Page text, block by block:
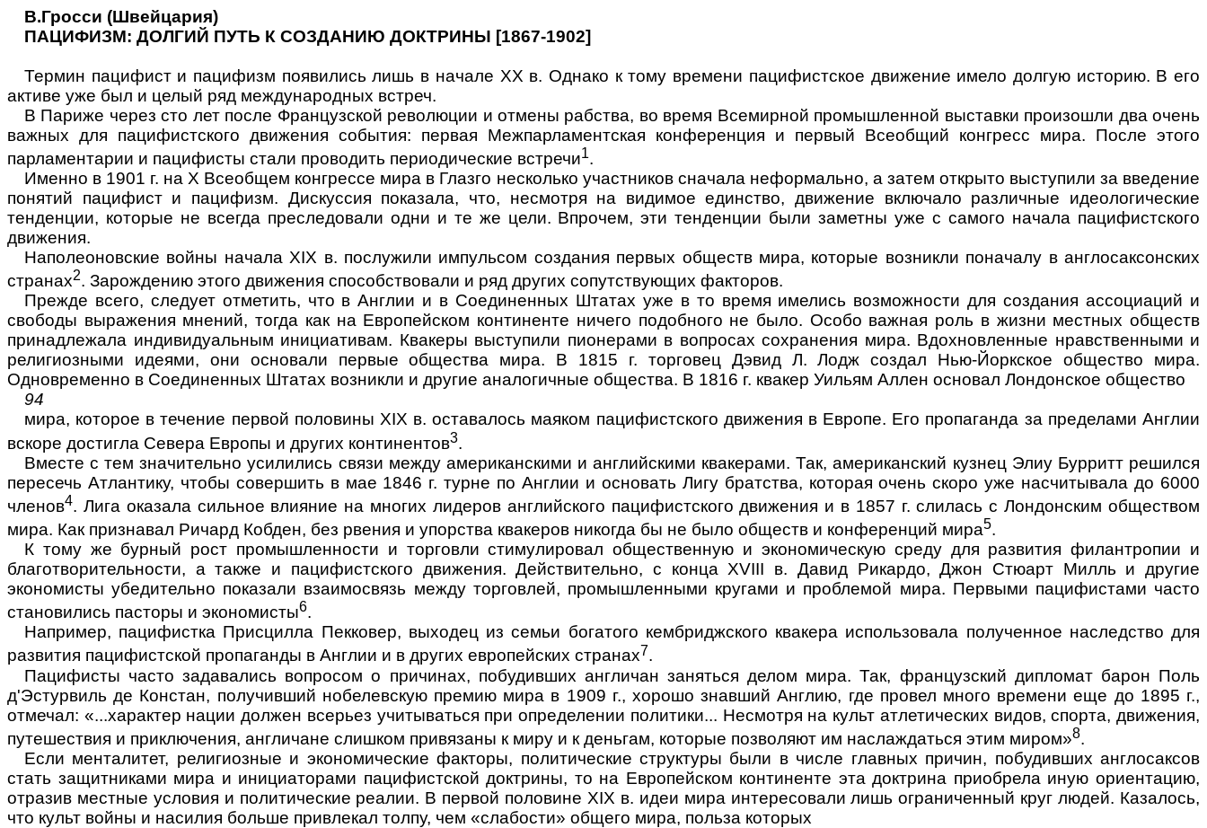
В.Гросси (Швейцария)
ПАЦИФИЗМ: ДОЛГИЙ ПУТЬ К СОЗДАНИЮ ДОКТРИНЫ [1867-1902]
Термин пацифист и пацифизм появились лишь в начале XX в. Однако ктому времени пацифистское движение имело долгую историю. В его
активе уже был и целый ряд междуна­родных встреч.
В Париже через сто лет после Французской революции и отмены рабства, во время Всемирной промышленной выстав­ки произошли два очень
важных для пацифистского движе­ния события: первая Межпарламентская конференция и первый Всеобщий конгресс мира. После этого
парламентарии и пацифисты стали проводить периодические встречи1.
Именно в 1901 г. наX Всеобщем конгрессе мира в Глаз­го несколько участников сначала неформально, а затем от­крыто выступили за введение
понятий пацифист и паци­физм. Дискуссия показала, что, несмотря на видимое един­ство, движение включало различные идеологические
тенденции, которые не всегда преследовали одни и те же цели. Впрочем, эти тенденции были заметны уже с самого начала пацифистского
движения.
Наполеоновские войны началаXIX в. послужили импуль­сом создания первых обществ мира, которые возникли по­началу в англосаксонских
странах2. Зарождению этого дви­жения способствовали и ряд других сопутствующих факто­ров.
Прежде всего, следует отметить, что в Англии и в Соеди­ненных Штатах уже в то время имелись возможности для создания ассоциаций и
свободы выражения мнений, тогда как на Европейском континенте ничего подобного не было. Особо важная роль в жизни местных обществ
принадлежала индивидуальным инициативам. Квакеры выступили пионера­ми в вопросах сохранения мира. Вдохновленные нравствен­ными и
религиозными идеями, они основали первые общест­ва мира. В 1815 г. торговец Дэвид Л. Лодж создал Нью-Йоркское общество мира.
Одновременно в Соединенных Штатах возникли и другие аналогичные общества. В 1816 г. квакер Уильям Аллен основал Лондонское общество
94
мира, которое в течение первой половины XIX в. оставалось маяком пацифистского движения в Европе. Его пропаганда за пределами Англии
вскоре достигла Севера Европы и дру­гих континентов3.
Вместе с тем значительно усилились связи между амери­канскими и английскими квакерами. Так, американский кузнец Элиу Бурритт решился
пересечь Атлантику, чтобы совершить в мае 1846 г. турне по Англии и основать Лигу братства, которая очень скоро уже насчитывала до 6000
членов4. Лига оказала сильное влияние на многих ли­деров английского пацифистского движения и в 1857 г. сли­лась с Лондонским обществом
мира. Как признавал Ричард Кобден, без рвения и упорства квакеров никогда бы не бы­ло обществ и конференций мира5.
К тому же бурный рост промышленности и торговли сти­мулировал общественную и экономическую среду для разви­тия филантропии и
благотворительности, а также и паци­фистского движения. Действительно, с конца XVIII в. ДавидРикардо, Джон Стюарт Милль и другие
экономисты убеди­тельно показали взаимосвязь между торговлей, промышлен­ными кругами и проблемой мира. Первыми пацифистами часто
становились пасторы и экономисты6.
Например, пацифистка Присцилла Пекковер, выходец из семьи богатого кембриджского квакера использовала полу­ченное наследство для
развития пацифистской пропаганды в Англии и в других европейских странах7.
Пацифисты часто задавались вопросом о причинах, по­будивших англичан заняться делом мира. Так, французский дипломат барон Поль
д'Эстурвиль де Констан, получивший нобелевскую премию мира в 1909 г., хорошо знавший Анг­лию, где провел много времени еще до 1895 г.,
отмечал: «...характер нации должен всерьез учитываться при опреде­лении политики... Несмотря на культ атлетических видов, спорта, движения,
путешествия и приключения, англичане слишком привязаны к миру и к деньгам, которые позволяют им наслаждаться этим миром»8.
Если менталитет, религиозные и экономические факторы, политические структуры были в числе главных причин, по­будивших англосаксов
стать защитниками мира и инициаторами пацифистской доктрины, то на Европейском континен­те эта доктрина приобрела иную ориентацию,
отразив мест­ные условия и политические реалии. В первой половине XIX в. идеи мира интересовали лишь ограниченный круг людей. Казалось,
что культ войны и насилия больше при­влекал толпу, чем «слабости» общего мира, польза которых